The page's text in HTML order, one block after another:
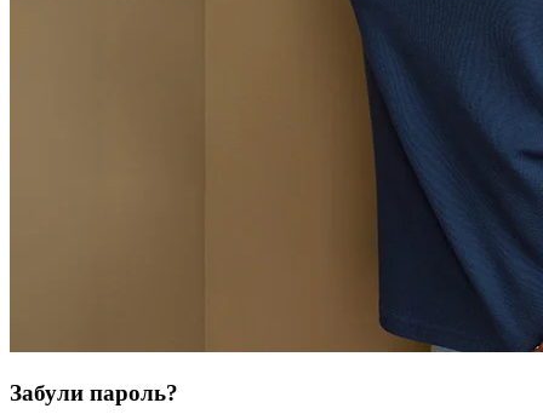
Забули пароль?